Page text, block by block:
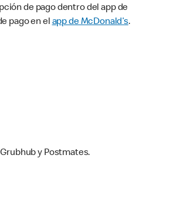
de pago dentro del app de
pago en elapp de McDonald’s.
y Postmates.